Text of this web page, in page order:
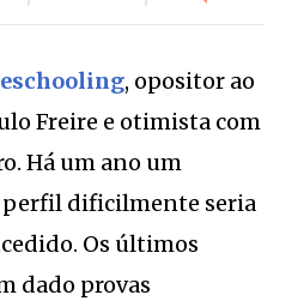
, opositor ao
Freire e otimista com
Há um ano um
perfil dificilmente seria
Os últimos
dado provas